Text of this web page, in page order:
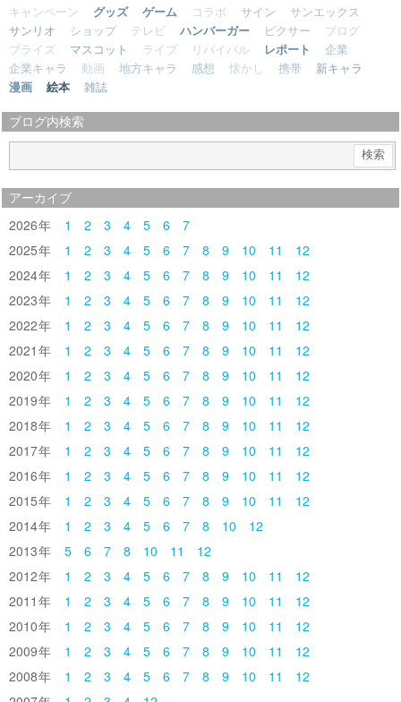
キャンペーン
グッズ ゲーム コラボ サイン
サンエックス
サンリオ
ショップ テレビ ハンバーガー ピクサー
ブログ
プライズ
マスコット ライブ リバイバル レポート
企業
企業キャラ
動画 地方キャラ 感想 懐かし 携帯
新キャラ
漫画
絵本 雑誌
ブログ内検索
アーカイブ
2026 1 2 3 4 5 6
7
2025
1 2 3 4 5 6 7 8 9 10 11
12
2024
1 2 3 4 5 6 7 8 9 10 11
12
2023
1 2 3 4 5 6 7 8 9 10 11
12
2022
1 2 3 4 5 6 7 8 9 10 11
12
2021
1 2 3 4 5 6 7 8 9 10 11
12
2020
1 2 3 4 5 6 7 8 9 10 11
12
2019
1 2 3 4 5 6 7 8 9 10 11
12
2018
1 2 3 4 5 6 7 8 9 10 11
12
2017
1 2 3 4 5 6 7 8 9 10 11
12
2016
1 2 3 4 5 6 7 8 9 10 11
12
2015
1 2 3 4 5 6 7 8 9 10 11
12
2014
1 2 3 4 5 6 7 8 10
12
2013
5 6 7 8 10 11
12
2012
1 2 3 4 5 6 7 8 9 10 11
12
2011
1 2 3 4 5 6 7 8 9 10 11
12
2010
1 2 3 4 5 6 7 8 9 10 11
12
2009
1 2 3 4 5 6 7 8 9 10 11
12
2008
1 2 3 4 5 6 7 8 9 10 11
12